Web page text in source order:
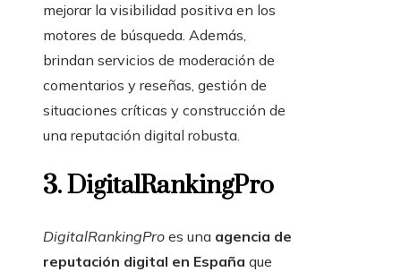
mejorar la visibilidad positiva en los
motores de búsqueda. Además,
brindan servicios de moderación de
comentarios y reseñas, gestión de
situaciones críticas y construcción de
una reputación digital robusta.
3. DigitalRankingPro
DigitalRankingPro es una agencia de
reputación digital en España que